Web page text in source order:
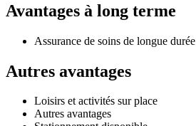
Avantages à long terme
Assurance de soins de longue durée
Autres avantages
Loisirs et activités sur place
Autres avantages